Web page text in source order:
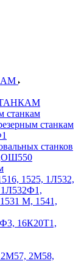
станкам
станкам
станков
1525, 1Л532,
М, 1541,
16К20Т1,
2М57, 2М58,